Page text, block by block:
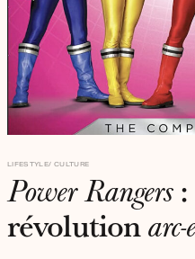
CULTURE
LIFESTYLE
Power Rangers:
révolutionarc-